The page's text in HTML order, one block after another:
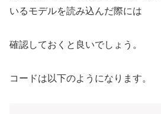
いるモデルを読み込んだ際には
確認しておくと良いでしょう。
コードは以下のようになります。